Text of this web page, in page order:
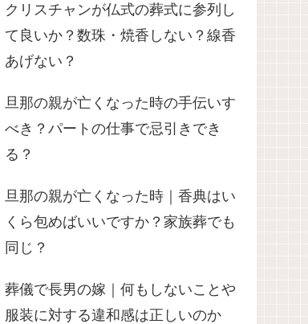
クリスチャンが仏式の葬式に参列し
て良いか？数珠・焼香しない？線香
あげない？
旦那の親が亡くなった時の手伝いす
べき？パートの仕事で忌引きでき
る？
旦那の親が亡くなった時｜香典はい
くら包めばいいですか？家族葬でも
同じ？
葬儀で長男の嫁｜何もしないことや
服装に対する違和感は正しいのか